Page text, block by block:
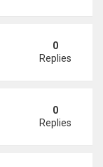
Quốc 2026
0
Replies
0
Replies